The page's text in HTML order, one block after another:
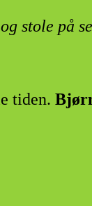
stole på
tiden.